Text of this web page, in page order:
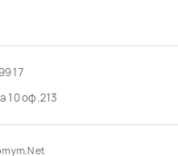
17
10 оф.213